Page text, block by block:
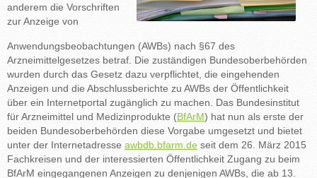
anderem die Vorschriften
zur Anzeige von
Anwendungsbeobachtungen (AWBs) nach §67 des
Arzneimittelgesetzes betraf. Die zuständigen Bundesoberbehörden
wurden durch das Gesetz dazu verpflichtet, die eingehenden
Anzeigen und die Abschlussberichte zu AWBs der Öffentlichkeit
über ein Internetportal zugänglich zu machen. Das Bundesinstitut
für Arzneimittel und Medizinprodukte (BfArM) hat nun als erste der
beiden Bundesoberbehörden diese Vorgabe umgesetzt und bietet
unter der Internetadresse awbdb.bfarm.de seit dem 26. März 2015
Fachkreisen und der interessierten Öffentlichkeit Zugang zu beim
BfArM eingegangenen Anzeigen zu denjenigen AWBs, die ab 13.